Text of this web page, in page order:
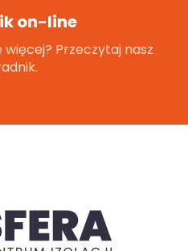
on-line
Przeczytaj nasz